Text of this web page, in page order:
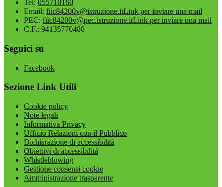
Tel: 055710160
Email: fiic84200v@istruzione.itLink per inviare una mail
PEC: fiic84200v@pec.istruzione.itLink per inviare una mail
C.F.: 94135770488
Seguici su
Facebook
Sezione Link Utili
Cookie policy
Note legali
Informativa Privacy
Ufficio Relazioni con il Pubblico
Dichiarazione di accessibilità
Obiettivi di accessibilità
Whistleblowing
Gestione consensi cookie
Amministrazione trasparente